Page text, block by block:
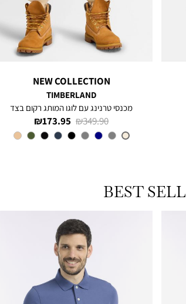
NEW COLLECTION
TIMBERLAND
מכנסי טרנינג עם לוגו המותג רקום בצד
מחיר
מוצר
173.95 ₪
מחיר
רגיל
349.90 ₪
צבע
NATURAL
BEST